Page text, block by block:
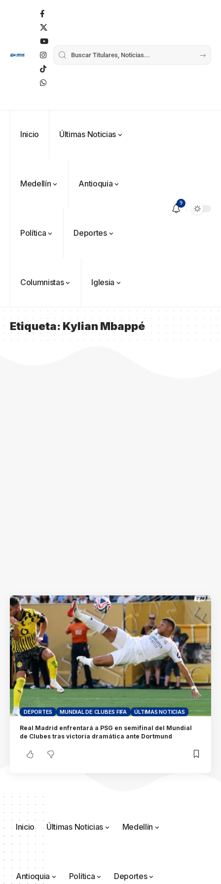
Inicio Últimas Noticias
Medellín Antioquia
Política Deportes
Columnistas Iglesia
9
Etiqueta:Kylian Mbappé
DEPORTES MUNDIAL DE CLUBES FIFA ÚLTIMAS NOTICIAS
Real Madrid enfrentará a PSG en semifinal del Mundial
de Clubes tras victoria dramática ante Dortmund
Inicio Últimas Noticias Medellín
Antioquia Política Deportes